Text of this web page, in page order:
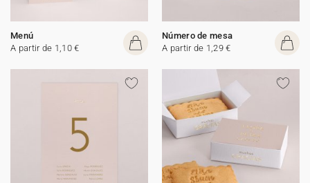
Menú
A partir de 1,10 €
Número de mesa
A partir de 1,29 €